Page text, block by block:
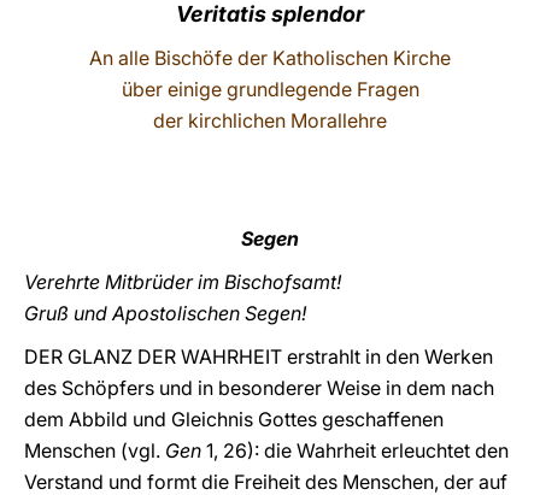
Veritatis splendor
An alle Bischöfe der Katholischen Kirche
über einige grundlegende Fragen
der kirchlichen Morallehre
Segen
Verehrte Mitbrüder im Bischofsamt!
Gruß und Apostolischen Segen!
DER GLANZ DER WAHRHEIT erstrahlt in den Werken
des Schöpfers und in besonderer Weise in dem nach
dem Abbild und Gleichnis Gottes geschaffenen
Menschen (vgl. Gen 1, 26): die Wahrheit erleuchtet den
Verstand und formt die Freiheit des Menschen, der auf